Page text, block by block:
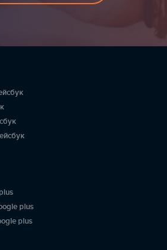
plus
plus